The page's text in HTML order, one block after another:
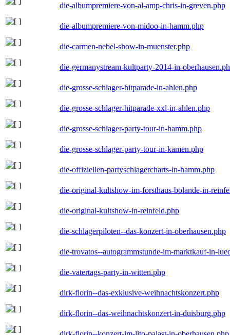
die-albumpremiere-von-al-amp-chris-in-greven.php
die-albumpremiere-von-midoo-in-hamm.php
die-carmen-nebel-show-in-muenster.php
die-germanystream-kultparty-2014-in-
die-grosse-schlager-hitparade-in-ahlen.php
die-grosse-schlager-hitparade-xxl-in-ahlen.php
die-grosse-schlager-party-tour-in-hamm.php
die-grosse-schlager-party-tour-in-kamen.php
die-offiziellen-partyschlagercharts-in-hamm.php
die-original-kultshow-im-forsthaus-bolande-in-
die-original-kultshow-in-reinfeld.php
die-schlagerpiloten--das-konzert-in-oberhausen.php
die-trovatos--autogrammstunde-im-marktkauf-in-
die-vatertags-party-in-witten.php
dirk-florin--das-exklusive-weihnachtskonzert.php
dirk-florin--das-weihnachtskonzert-in-duisburg.php